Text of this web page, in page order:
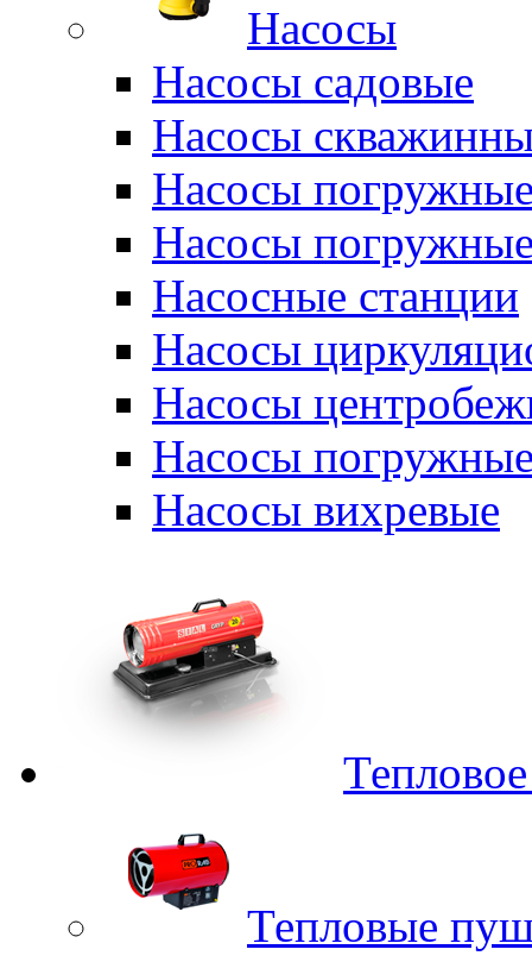
Насосы
Насосы садовые
Насосы
Насосы
Насосы
Насосные станции
Насосы
Насосы
Насосы
Насосы вихревые
Тепловые